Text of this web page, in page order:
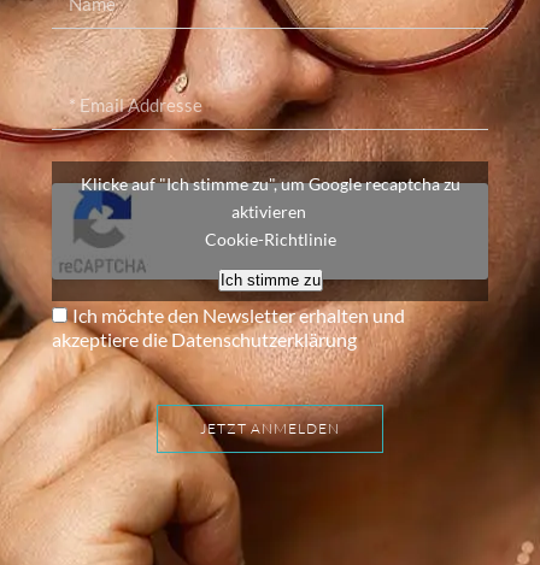
Klicke auf "Ich stimme zu", um Google recaptcha zu
aktivieren
Cookie-Richtlinie
Ich stimme zu
Ich möchte den Newsletter erhalten und
akzeptiere die Datenschutzerklärung
JETZT ANMELDEN